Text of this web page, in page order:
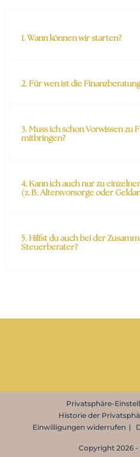
1. Wann können wir starten?
2. Für wen ist die
3. Muss ich schon Vorwissen zu
mitbringen?
4. Kann ich auch nur zu
(z. B. Altersvorsorge oder
5. Hilfst du auch bei der
Steuerberater?
Privatsphäre-
Historie der
Einwilligungen widerrufen
Copyright 2026 -